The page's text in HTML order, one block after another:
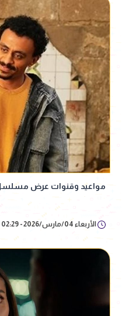
مواعيد وقنوات عرض مسلسل
الأربعاء 04/مارس/2026 - 02:29 ص